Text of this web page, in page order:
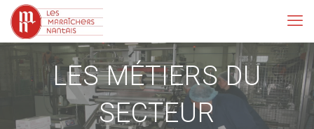
LES MÉTIERS DU
SECTEUR